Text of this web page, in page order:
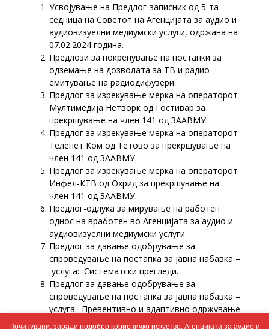
Усвојување на Предлог-записник од 5-та
седница на Советот на Агенцијата за аудио и
аудиовизуелни медиумски услуги, одржанa на
07.02.2024 година.
Предлози за покренување на постапки за
одземање на дозволата за ТВ и радио
емитување на радиодифузери.
Предлог за изрекување мерка на операторот
Мултимедија Нетворк од Гостивар за
прекршување на член 141 од ЗААВМУ.
Предлог за изрекување мерка на операторот
Теленет Ком од Тетово за прекршување на
член 141 од ЗААВМУ.
Предлог за изрекување мерка на операторот
Инфел-КТВ од Охрид за прекршување на
член 141 од ЗААВМУ.
Предлог-oдлука за мирување на работен
однос на вработен во Агенцијата за аудио и
аудиовизуелни медиумски услуги.
Предлог за давање одобрување за
спроведување на постапка за јавна набавка –
услуга: Систематски прегледи.
Предлог за давање одобрување за
спроведување на постапка за јавна набавка –
услуга: Превентивно и адаптивно одржување
на интегриран софтвер за правно, финансиско
Почитувани, заради подобро корисничко искуство, Агенцијата за аудио и